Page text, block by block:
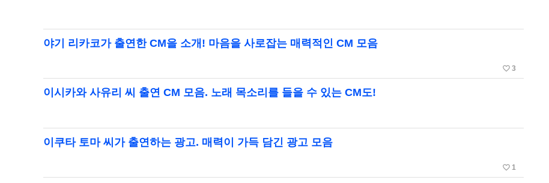
야기 리카코가 출연한 CM을 소개! 마음을 사로잡는 매력적인 CM 모음
favorite_border 3
이시카와 사유리 씨 출연 CM 모음. 노래 목소리를 들을 수 있는 CM도!
이쿠타 토마 씨가 출연하는 광고. 매력이 가득 담긴 광고 모음
favorite_border 1